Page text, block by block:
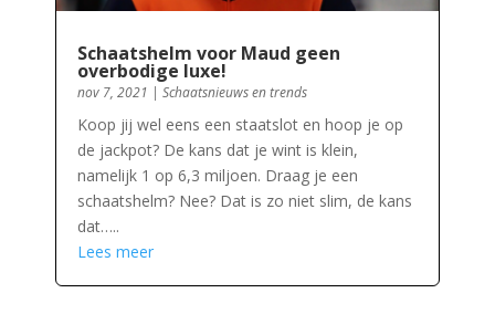
Schaatshelm voor Maud geen
overbodige luxe!
nov 7, 2021 | Schaatsnieuws en trends
Koop jij wel eens een staatslot en hoop je op
de jackpot? De kans dat je wint is klein,
namelijk 1 op 6,3 miljoen. Draag je een
schaatshelm? Nee? Dat is zo niet slim, de kans
dat…..
Lees meer